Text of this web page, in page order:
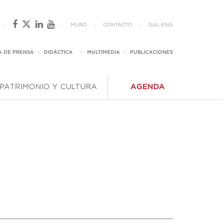
· · MURO · CONTACTO · GAL- ENG
DE PRENSA · DIDÁCTICA · MULTIMEDIA · PUBLICACIONES
PATRIMONIO Y CULTURA AGENDA